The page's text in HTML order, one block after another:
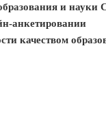
и науки
анкетировании
качеством